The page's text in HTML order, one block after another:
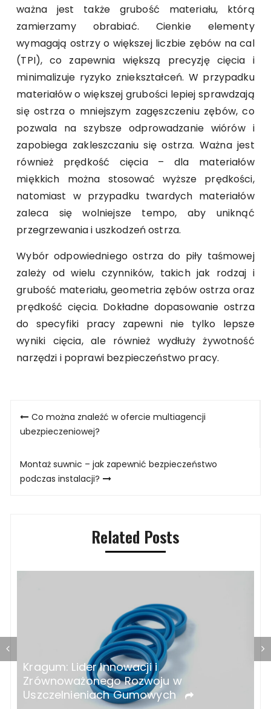
ważna jest także grubość materiału, którą
zamierzamy obrabiać. Cienkie elementy
wymagają ostrzy o większej liczbie zębów na cal
(TPI), co zapewnia większą precyzję cięcia i
minimalizuje ryzyko zniekształceń. W przypadku
materiałów o większej grubości lepiej sprawdzają
się ostrza o mniejszym zagęszczeniu zębów, co
pozwala na szybsze odprowadzanie wiórów i
zapobiega zakleszczaniu się ostrza. Ważna jest
również prędkość cięcia – dla materiałów
miękkich można stosować wyższe prędkości,
natomiast w przypadku twardych materiałów
zaleca się wolniejsze tempo, aby uniknąć
przegrzewania i uszkodzeń ostrza.
Wybór odpowiedniego ostrza do piły taśmowej
zależy od wielu czynników, takich jak rodzaj i
grubość materiału, geometria zębów ostrza oraz
prędkość cięcia. Dokładne dopasowanie ostrza
do specyfiki pracy zapewni nie tylko lepsze
wyniki cięcia, ale również wydłuży żywotność
narzędzi i poprawi bezpieczeństwo pracy.
Nawigacja
wpisu
Co można znaleźć w ofercie multiagencji
ubezpieczeniowej?
Montaż suwnic – jak zapewnić bezpieczeństwo
podczas instalacji?
Related Posts
Ozonatory do domu – na co zwrócić
uwagę przy zakupie?